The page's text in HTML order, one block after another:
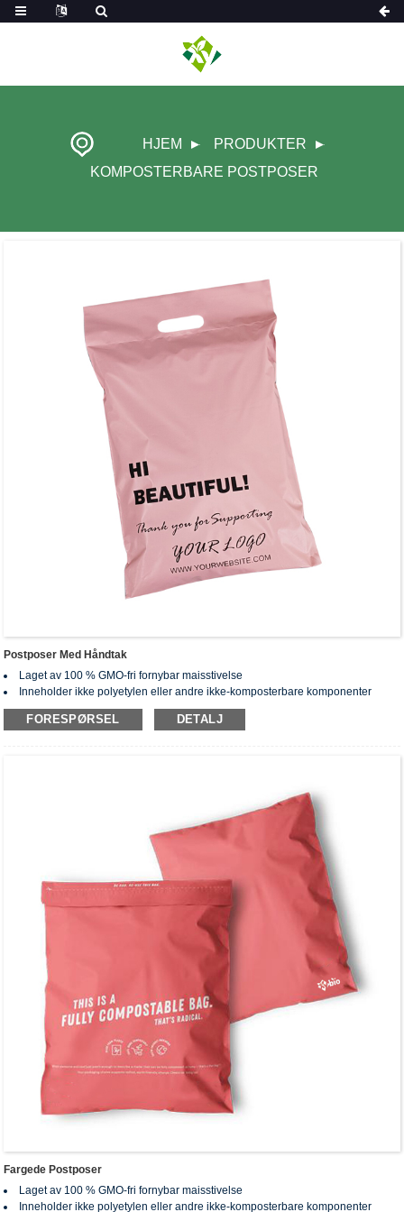
HJEM
PRODUKTER
KOMPOSTERBARE POSTPOSER
Postposer Med Håndtak
Laget av 100 % GMO-fri fornybar maisstivelse
Inneholder ikke polyetylen eller andre ikke-komposterbare komponenter
Ingen giftstoffer og tungmetaller blir igjen etter kompostering.
Sertifisert biologisk nedbrytbar og komposterbar i henhold til
FORESPØRSEL DETALJ
Fargede Postposer
Laget av 100 % GMO-fri fornybar maisstivelse
Inneholder ikke polyetylen eller andre ikke-komposterbare komponenter